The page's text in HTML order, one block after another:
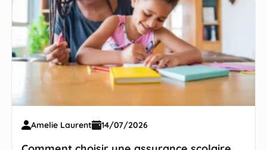
Amelie Laurent 14/07/2026